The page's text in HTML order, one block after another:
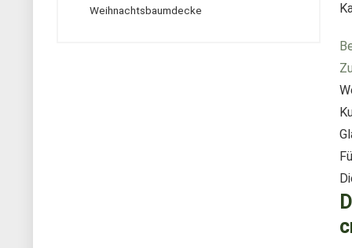
Weihnachtsbaumdecke